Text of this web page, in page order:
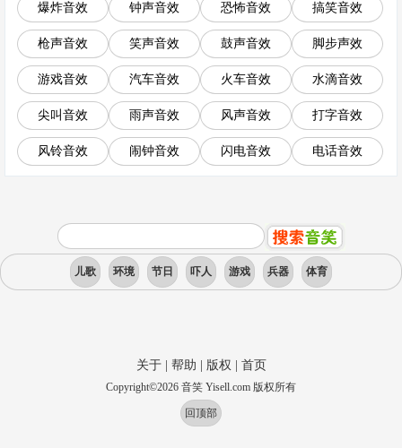
爆炸音效 钟声音效 恐怖音效 搞笑音效
枪声音效 笑声音效 鼓声音效 脚步声效
游戏音效 汽车音效 火车音效 水滴音效
尖叫音效 雨声音效 风声音效 打字音效
风铃音效 闹钟音效 闪电音效 电话音效
儿歌 环境 节日 吓人 游戏 兵器 体育
关于| 帮助 版权 首页
Copyright©2026 音笑 Yisell.com 版权所有
回顶部